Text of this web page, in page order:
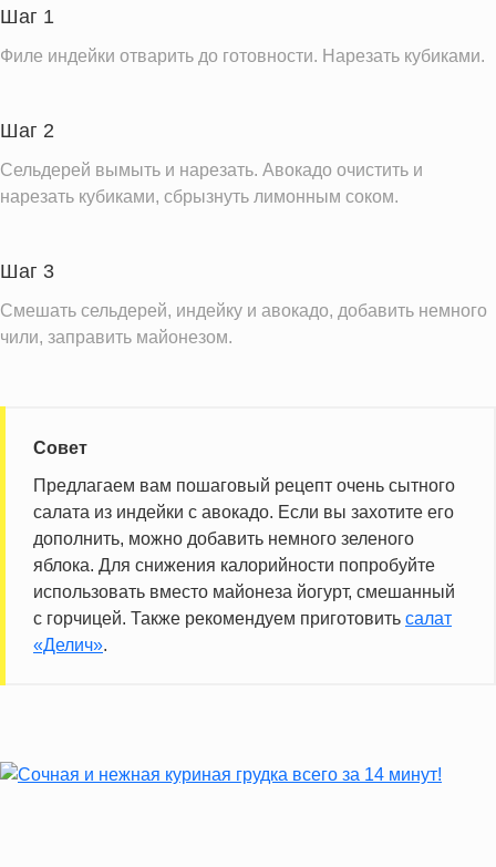
Пищевые волокна
Сахар
Фолиевая кислота
Насыщенные жиры
2.8 г
Трансжиры
0.0 г
Информация для одной порции
Шаг 1
Филе индейки отварить до готовности. Нарезать кубиками.
Шаг 2
Сельдерей вымыть и нарезать. Авокадо очистить и
нарезать кубиками, сбрызнуть лимонным соком.
Шаг 3
Смешать сельдерей, индейку и авокадо, добавить немного
чили, заправить майонезом.
Совет
Предлагаем вам пошаговый рецепт очень сытного
салата из индейки с авокадо. Если вы захотите его
дополнить, можно добавить немного зеленого
яблока. Для снижения калорийности попробуйте
использовать вместо майонеза йогурт, смешанный
с горчицей. Также рекомендуем приготовить салат
«Делич».